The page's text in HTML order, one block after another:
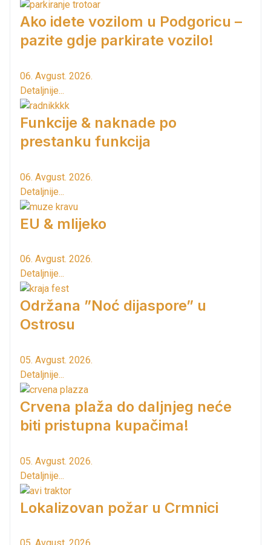
Ako idete vozilom u Podgoricu –
pazite gdje parkirate vozilo!
06. Avgust. 2026.
Detaljnije...
Funkcije & naknade po
prestanku funkcija
06. Avgust. 2026.
Detaljnije...
EU & mlijeko
06. Avgust. 2026.
Detaljnije...
Održana ”Noć dijaspore” u
Ostrosu
05. Avgust. 2026.
Detaljnije...
Crvena plaža do daljnjeg neće
biti pristupna kupačima!
05. Avgust. 2026.
Detaljnije...
Lokalizovan požar u Crmnici